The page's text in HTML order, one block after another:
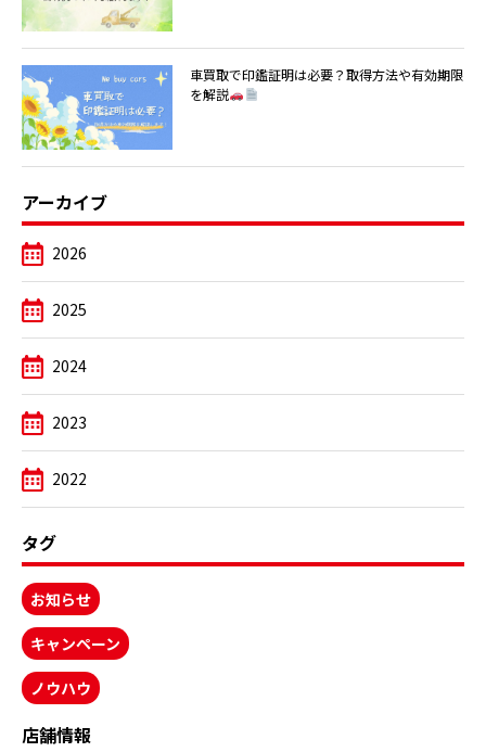
車買取で印鑑証明は必要？取得方法や有効期限
を解説
アーカイブ
2026
2025
2024
2023
2022
タグ
お知らせ
キャンペーン
ノウハウ
店舗情報